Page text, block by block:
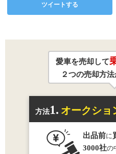
ツイートする
愛車を売却して
２つの売却方
方法1. オークショ
出品前に
3000社の